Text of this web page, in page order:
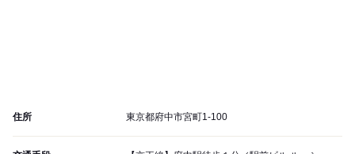
住所 東京都府中市宮町1-100